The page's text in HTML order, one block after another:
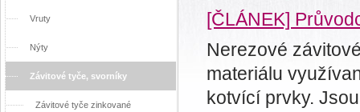
[ČLÁNEK]
Nerezové
materiálu
kotvící prvky.
Vruty
Nýty
Závitové tyče, svorníky
Závitové tyče zinkované